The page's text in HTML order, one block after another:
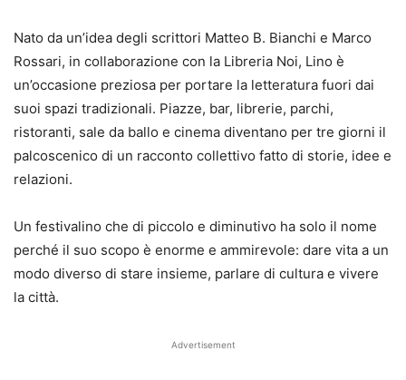
Nato da un’idea degli scrittori Matteo B. Bianchi e Marco
Rossari, in collaborazione con la Libreria Noi, Lino è
un’occasione preziosa per portare la letteratura fuori dai
suoi spazi tradizionali. Piazze, bar, librerie, parchi,
ristoranti, sale da ballo e cinema diventano per tre giorni il
palcoscenico di un racconto collettivo fatto di storie, idee e
relazioni.
Un festivalino che di piccolo e diminutivo ha solo il nome
perché il suo scopo è enorme e ammirevole: dare vita a un
modo diverso di stare insieme, parlare di cultura e vivere
la città.
Advertisement